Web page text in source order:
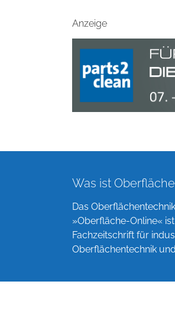
Anzeige
Was ist
Das
»Oberfläche-Online«
Fachzeitschrift für
Oberflächentechnik